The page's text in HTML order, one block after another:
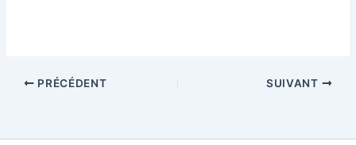
PRÉCÉDENT SUIVANT